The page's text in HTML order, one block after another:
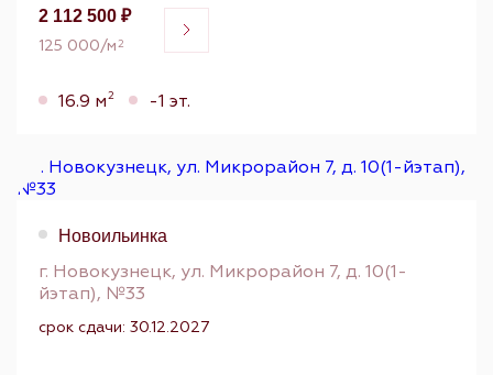
2 112 500 ₽
125 000/м2
16.9 м2 -1 эт.
Новоильинка
г. Новокузнецк, ул. Микрорайон 7, д. 10(1-
йэтап), №33
срок сдачи: 30.12.2027